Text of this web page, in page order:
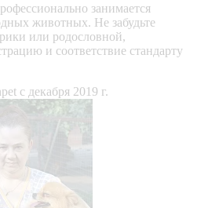
занимается
животных. Не забудьте
или родословной,
и соответствие стандарту
c декабря 2019 г.